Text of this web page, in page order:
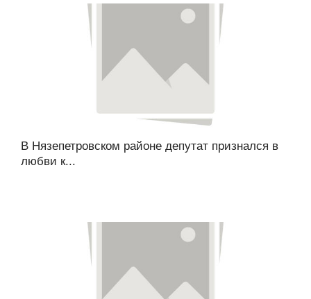
В Нязепетровском районе депутат признался в
любви к...